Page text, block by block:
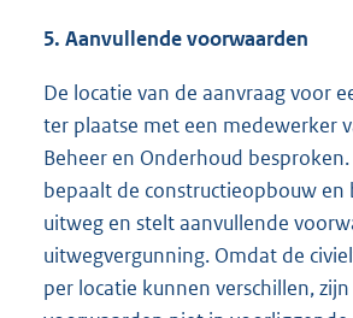
5. Aanvullende voorwaarden
De locatie van de aanvraag voor
ter plaatse met een medewerker
Beheer en Onderhoud
bepaalt de constructieopbouw en
uitweg en stelt aanvullende
uitwegvergunning. Omdat de
per locatie kunnen verschillen, zijn